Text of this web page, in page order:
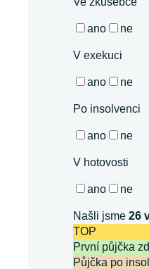
ano ne
V exekuci
ano ne
Po insolvenci
ano ne
V hotovosti
ano ne
Našli jsme 26
TOP
První půjčka
Půjčka po